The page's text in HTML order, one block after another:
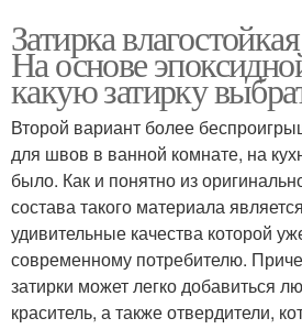
Затирка
На основе
какую затирку
Второй вариант более
для швов в ванной комнате, на
было. Как и понятно из
состава такого материала
удивительные качества которой
современному потребителю.
затирки может легко добавиться
краситель, а также отвердители,